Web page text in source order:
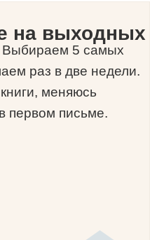
на выходных
Выбираем 5 самых
раз в две недели.
меняюсь
первом письме.